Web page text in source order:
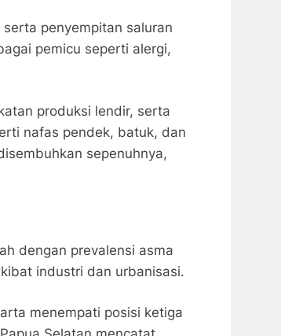
penyempitan saluran
pemicu seperti alergi,
produksi lendir, serta
nafas pendek, batuk, dan
sepenuhnya,
dengan prevalensi asma
industri dan urbanisasi.
menempati posisi ketiga